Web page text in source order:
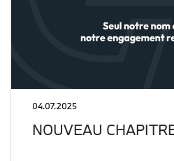
04.07.2025
NOUVEAU